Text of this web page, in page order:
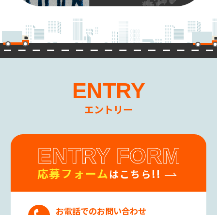
ENTRY
エントリー
ENTRY FORM
応募フォームはこちら!!
お電話でのお問い合わせ